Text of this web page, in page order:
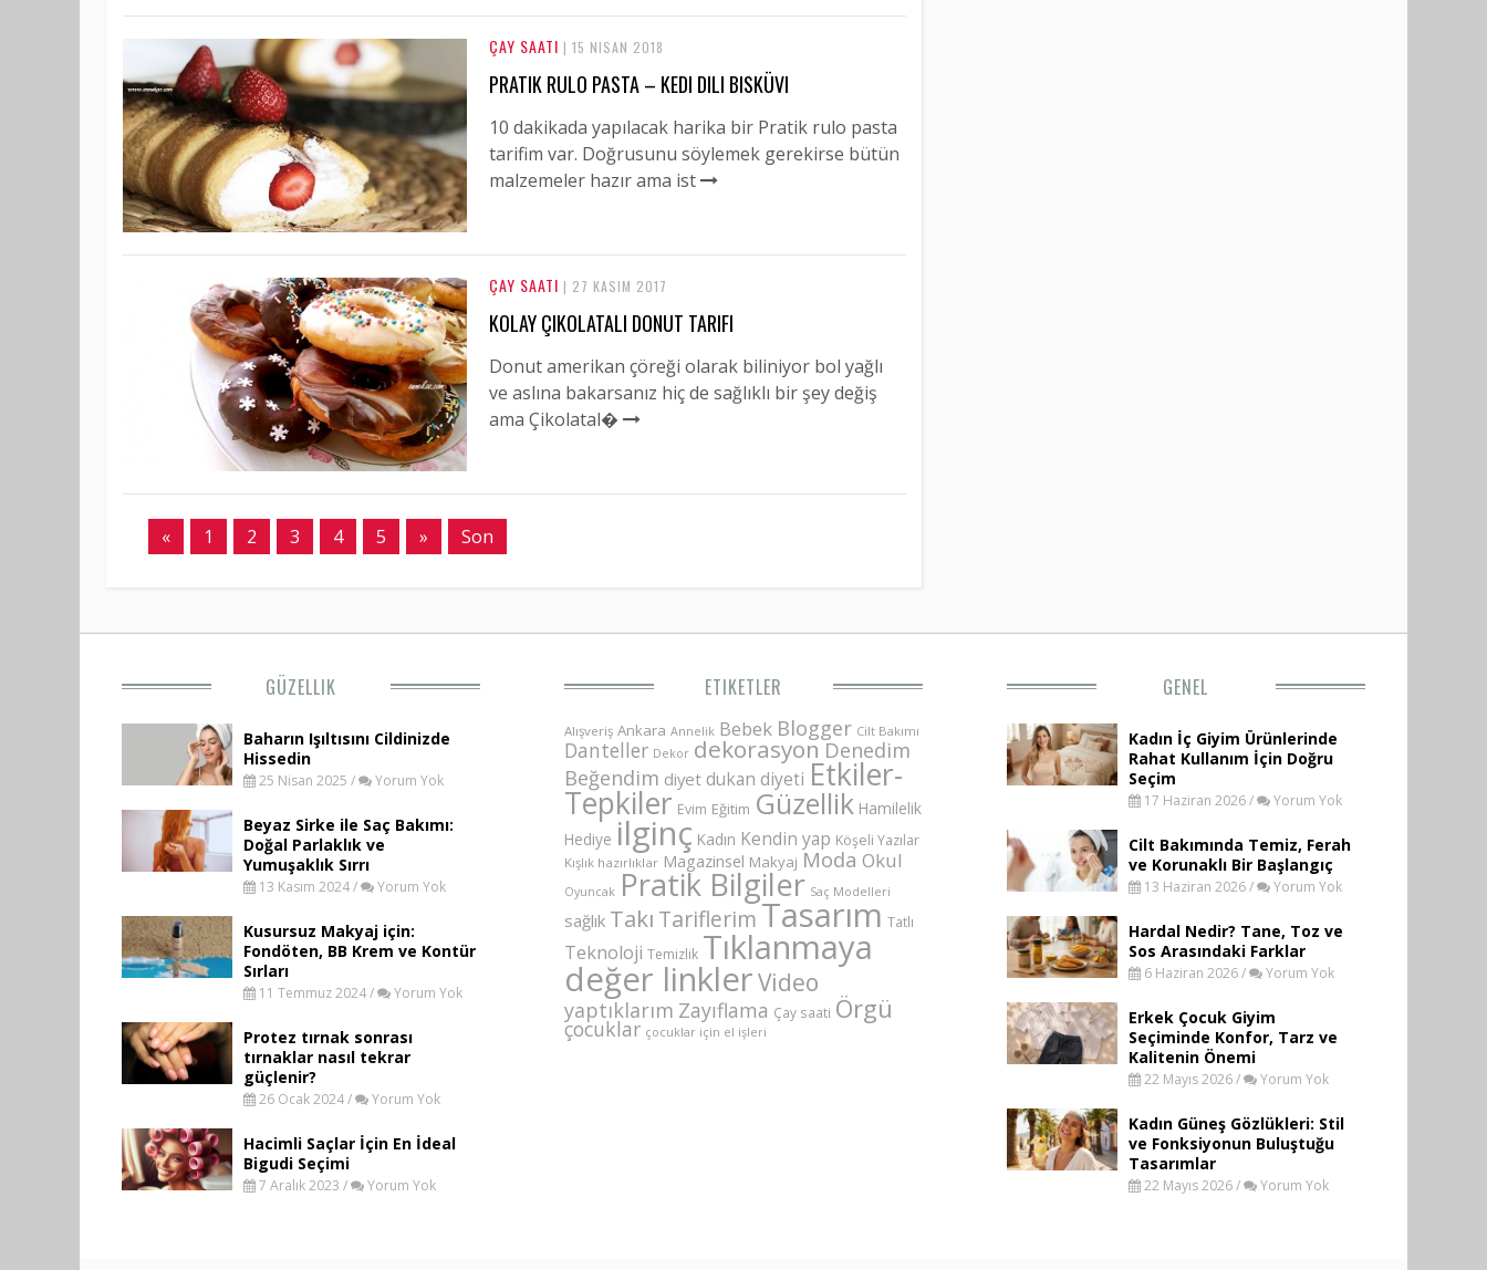
ÇAY SAATI | 15 NISAN 2018
PRATIK RULO PASTA – KEDI DILI BISKÜVI
10 dakikada yapılacak harika bir Pratik rulo pasta
tarifim var. Doğrusunu söylemek gerekirse bütün
malzemeler hazır ama ist
ÇAY SAATI | 27 KASIM 2017
KOLAY ÇIKOLATALI DONUT TARIFI
Donut amerikan çöreği olarak biliniyor bol yağlı
ve aslına bakarsanız hiç de sağlıklı bir şey değiş
ama Çikolatal�
« 1 2 3 4 5 » Son
GÜZELLIK
Baharın Işıltısını Cildinizde
Hissedin
25 Nisan 2025 / Yorum Yok
Beyaz Sirke ile Saç Bakımı:
Doğal Parlaklık ve
Yumuşaklık Sırrı
13 Kasım 2024 / Yorum Yok
Kusursuz Makyaj için:
Fondöten, BB Krem ve Kontür
Sırları
11 Temmuz 2024 / Yorum Yok
Protez tırnak sonrası
tırnaklar nasıl tekrar
güçlenir?
26 Ocak 2024 / Yorum Yok
Hacimli Saçlar İçin En İdeal
Bigudi Seçimi
7 Aralık 2023 / Yorum Yok
ETIKETLER
Alışveriş Ankara Annelik Bebek Blogger Cilt Bakımı
Danteller Dekor dekorasyon Denedim
Beğendim diyet dukan diyeti Etkiler-
Tepkiler Evim Eğitim Güzellik Hamilelik
Hediye ilginç Kadın Kendin yap Köşeli Yazılar
Kışlık hazırlıklar Magazinsel Makyaj Moda Okul
Oyuncak Pratik Bilgiler Saç Modelleri
sağlık Takı Tariflerim Tasarım Tatlı
Teknoloji Temizlik Tıklanmaya
değer linklerVideo
yaptıklarım Zayıflama Çay saati Örgü
çocuklar çocuklar için el işleri
GENEL
Kadın İç Giyim Ürünlerinde
Rahat Kullanım İçin Doğru
Seçim
17 Haziran 2026 / Yorum Yok
Cilt Bakımında Temiz, Ferah
ve Korunaklı Bir Başlangıç
13 Haziran 2026 / Yorum Yok
Hardal Nedir? Tane, Toz ve
Sos Arasındaki Farklar
6 Haziran 2026 / Yorum Yok
Erkek Çocuk Giyim
Seçiminde Konfor, Tarz ve
Kalitenin Önemi
22 Mayıs 2026 / Yorum Yok
Kadın Güneş Gözlükleri: Stil
ve Fonksiyonun Buluştuğu
Tasarımlar
22 Mayıs 2026 / Yorum Yok